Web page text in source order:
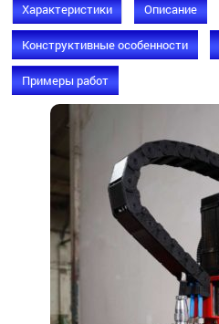
Характеристики Описание
Конструктивные особенности
Примеры работ